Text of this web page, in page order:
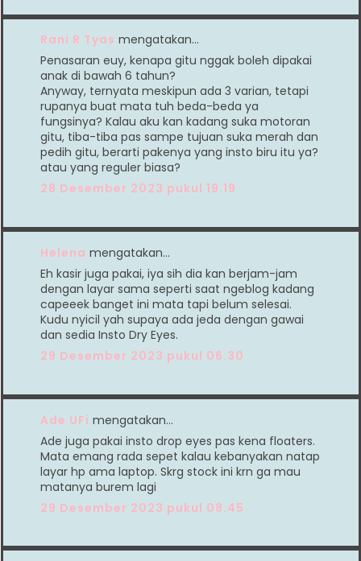
Rani R Tyas mengatakan…
Penasaran euy, kenapa gitu nggak boleh dipakai
anak di bawah 6 tahun?
Anyway, ternyata meskipun ada 3 varian, tetapi
rupanya buat mata tuh beda-beda ya
fungsinya? Kalau aku kan kadang suka motoran
gitu, tiba-tiba pas sampe tujuan suka merah dan
pedih gitu, berarti pakenya yang insto biru itu ya?
atau yang reguler biasa?
28 Desember 2023 pukul 19.19
Helena mengatakan…
Eh kasir juga pakai, iya sih dia kan berjam-jam
dengan layar sama seperti saat ngeblog kadang
capeeek banget ini mata tapi belum selesai.
Kudu nyicil yah supaya ada jeda dengan gawai
dan sedia Insto Dry Eyes.
29 Desember 2023 pukul 06.30
Ade UFi mengatakan…
Ade juga pakai insto drop eyes pas kena floaters.
Mata emang rada sepet kalau kebanyakan natap
layar hp ama laptop. Skrg stock ini krn ga mau
matanya burem lagi
29 Desember 2023 pukul 08.45